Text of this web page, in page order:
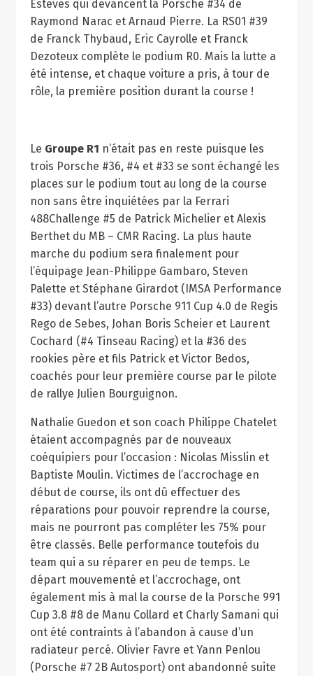
Esteves qui devancent la Porsche #34 de
Raymond Narac et Arnaud Pierre. La RS01 #39
de Franck Thybaud, Eric Cayrolle et Franck
Dezoteux complète le podium R0. Mais la lutte a
été intense, et chaque voiture a pris, à tour de
rôle, la première position durant la course !
Le Groupe R1 n’était pas en reste puisque les
trois Porsche #36, #4 et #33 se sont échangé les
places sur le podium tout au long de la course
non sans être inquiétées par la Ferrari
488Challenge #5 de Patrick Michelier et Alexis
Berthet du MB – CMR Racing. La plus haute
marche du podium sera finalement pour
l’équipage Jean-Philippe Gambaro, Steven
Palette et Stéphane Girardot (IMSA Performance
#33) devant l’autre Porsche 911 Cup 4.0 de Regis
Rego de Sebes, Johan Boris Scheier et Laurent
Cochard (#4 Tinseau Racing) et la #36 des
rookies père et fils Patrick et Victor Bedos,
coachés pour leur première course par le pilote
de rallye Julien Bourguignon.
Nathalie Guedon et son coach Philippe Chatelet
étaient accompagnés par de nouveaux
coéquipiers pour l’occasion : Nicolas Misslin et
Baptiste Moulin. Victimes de l’accrochage en
début de course, ils ont dû effectuer des
réparations pour pouvoir reprendre la course,
mais ne pourront pas compléter les 75% pour
être classés. Belle performance toutefois du
team qui a su réparer en peu de temps. Le
départ mouvementé et l’accrochage, ont
également mis à mal la course de la Porsche 991
Cup 3.8 #8 de Manu Collard et Charly Samani qui
ont été contraints à l’abandon à cause d’un
radiateur percé. Olivier Favre et Yann Penlou
(Porsche #7 2B Autosport) ont abandonné suite